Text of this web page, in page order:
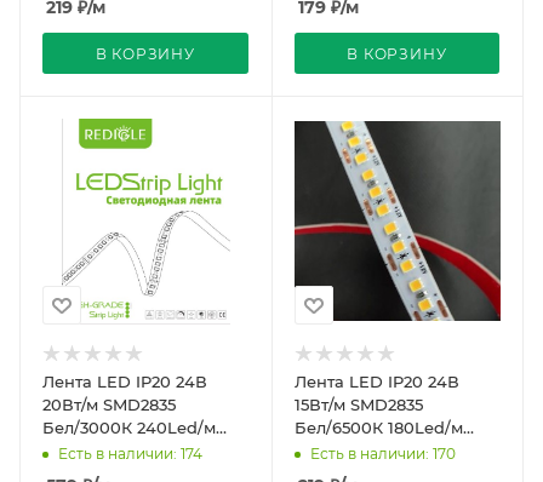
219 ₽/м
В КОРЗИНУ
179₽/м
В КОРЗИНУ
Лента LED IP20 24В
20Вт/м SMD2835
Бел/3000К 240Led/м
10м PRO REDIGLE (200)
Есть в наличии: 174
Лента LED IP20 24В
15Вт/м SMD2835
Бел/6500К 180Led/м
10мм REDIGLE (200)
Есть в наличии: 170